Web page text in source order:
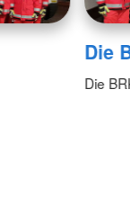
Die
Die